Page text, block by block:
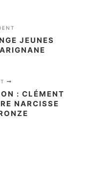
JEUNES
: CLÉMENT
NARCISSE